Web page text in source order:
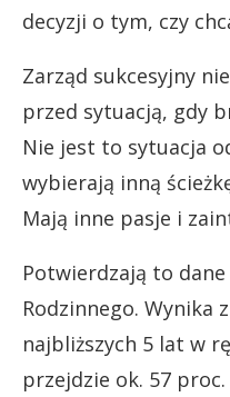
decyzji o tym, czy
Zarząd sukcesyjny
przed sytuacją, gdy
Nie jest to sytuacja
wybierają inną
Mają inne pasje i
Potwierdzają to
Rodzinnego. Wynika
najbliższych 5 lat w
przejdzie ok. 57